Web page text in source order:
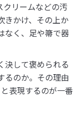
クリームなどの汚
きかけ、その上か
なく、足や箒で器
決して褒められる
るのか。その理由
表現するのが一番